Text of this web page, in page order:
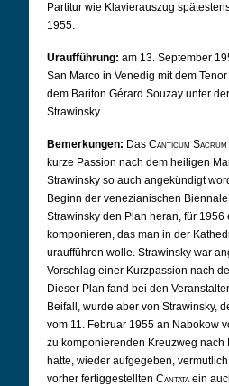
Partitur wie Klavierauszug
1955.
Uraufführung: am 13. September
San Marco in Venedig mit dem
dem Bariton Gérard Souzay unter
Strawinsky.
Bemerkungen: Das Canticum Sacrum
kurze Passion nach dem heiligen
Strawinsky so auch angekündigt
Beginn der venezianischen
Strawinsky den Plan heran, für 1956
komponieren, das man in der
uraufführen wolle. Strawinsky war
Vorschlag einer Kurzpassion nach
Dieser Plan fand bei den
Beifall, wurde aber von Strawinsky,
vom 11. Februar 1955 an Nabokow
zu komponierenden Kreuzweg nach
hatte, wieder aufgegeben,
vorher fertiggestellten Cantataein